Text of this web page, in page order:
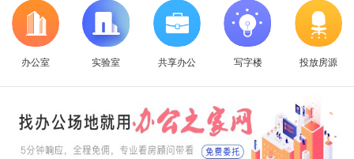
办公室 实验室 共享办公 写字楼 投放房源